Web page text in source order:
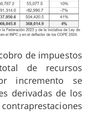
de impuestos
de recursos
incremento se
derivadas de los